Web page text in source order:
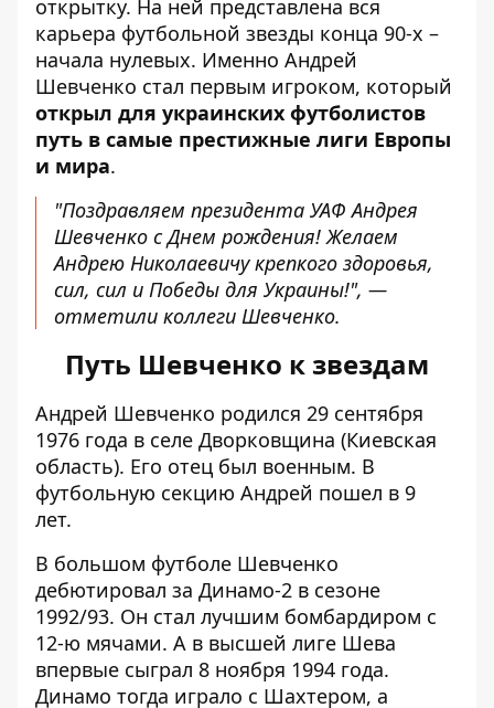
открытку. На ней представлена ​​вся
карьера футбольной звезды конца 90-х –
начала нулевых. Именно Андрей
Шевченко стал первым игроком, который
открыл для украинских футболистов
путь в самые престижные лиги Европы
и мира.
"Поздравляем президента УАФ Андрея
Шевченко с Днем рождения! Желаем
Андрею Николаевичу крепкого здоровья,
сил, сил и Победы для Украины!", —
отметили коллеги Шевченко.
Путь Шевченко к звездам
Андрей Шевченко родился 29 сентября
1976 года в селе Дворковщина (Киевская
область). Его отец был военным. В
футбольную секцию Андрей пошел в 9
лет.
В большом футболе Шевченко
дебютировал за Динамо-2 в сезоне
1992/93. Он стал лучшим бомбардиром с
12-ю мячами. А в высшей лиге Шева
впервые сыграл 8 ноября 1994 года.
Динамо тогда играло с Шахтером, а